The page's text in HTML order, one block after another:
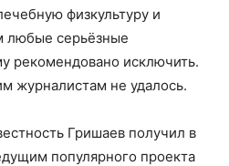
физкультуру и
любые серьёзные
рекомендовано исключить.
журналистам не удалось.
Гришаев получил в
популярного проекта